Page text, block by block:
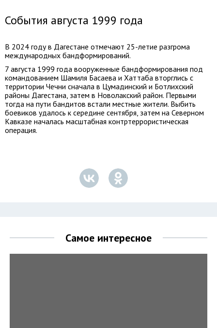
События августа 1999 года
В 2024 году в Дагестане отмечают 25-летие разгрома
международных бандформирований.
7 августа 1999 года вооруженные бандформирования под
командованием Шамиля Басаева и Хаттаба вторглись с
территории Чечни сначала в Цумадинский и Ботлихский
районы Дагестана, затем в Новолакский район. Первыми
тогда на пути бандитов встали местные жители. Выбить
боевиков удалось к середине сентября, затем на Северном
Кавказе началась масштабная контртеррористическая
операция.
Самое интересное